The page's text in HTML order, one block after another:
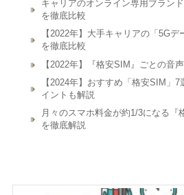
キャリアのオンライン専用ブラン
を徹底比較
【2022年】大手キャリアの「5G
を徹底比較
【2022年】『格安SIM』ごとの音
【2024年】おすすめ「格安SIM」
イントも解説
月々のスマホ料金が約1/3になる『
を徹底解説